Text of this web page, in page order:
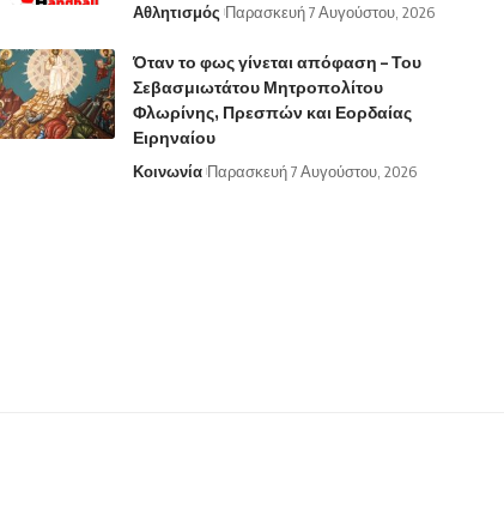
Αθλητισμός Παρασκευή 7 Αυγούστου, 2026
Όταν το φως γίνεται απόφαση – Του
Σεβασμιωτάτου Μητροπολίτου
Φλωρίνης, Πρεσπών και Εορδαίας
Ειρηναίου
Κοινωνία Παρασκευή 7 Αυγούστου, 2026